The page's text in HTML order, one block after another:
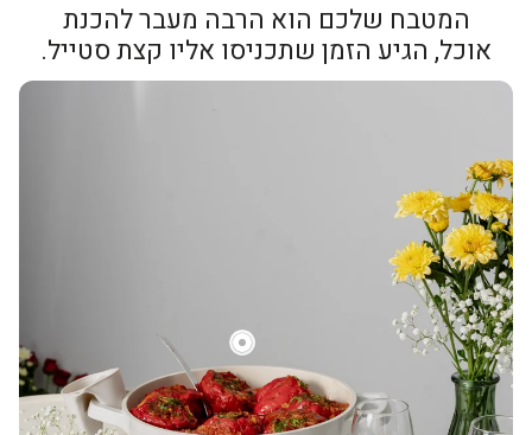
המטבח שלכם הוא הרבה מעבר להכנת
אוכל, הגיע הזמן שתכניסו אליו קצת סטייל.